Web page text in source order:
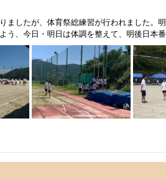
ましたが、体育祭総練習が行われました。
う、今日・明日は体調を整えて、明後日本